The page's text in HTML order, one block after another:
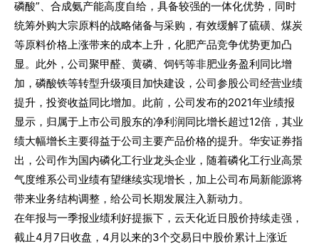
磷酸”、合成氨产能高度自给，具备较强的一体化优势，同时
统筹外购大宗原料的战略储备与采购，有效缓解了硫磺、煤炭
等原料价格上涨带来的成本上升，化肥产品竞争优势更加凸
显。 此外，公司聚甲醛、黄磷、饲钙等非肥业务盈利同比增
加，磷酸铁等转型升级项目加快建设，公司参股公司经营业绩
提升，投资收益同比增加。 此前，公司发布的2021年业绩报
显示，归属于上市公司股东的净利润同比增长超过12倍，其业
绩大幅增长主要得益于公司主要产品价格的提升。华安证券指
出，公司作为国内磷化工行业龙头企业，随着磷化工行业高景
气度维系公司业绩有望继续实现增长，加上公司布局新能源将
带来业务结构调整，给公司长期发展注入新动力。
在年报与一季报业绩利好提振下，云天化近日股价持续走强，
截止4月7日收盘，4月以来的3个交易日中股价累计上涨近